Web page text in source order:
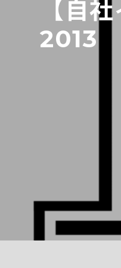
【自
2013